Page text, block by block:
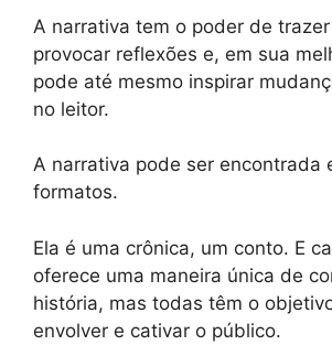
A narrativa tem o poder de
provocar reflexões e, em sua
pode até mesmo inspirar
no leitor.
A narrativa pode ser encontrada
formatos.
Ela é uma crônica, um conto. E
oferece uma maneira única de
história, mas todas têm o
envolver e cativar o público.